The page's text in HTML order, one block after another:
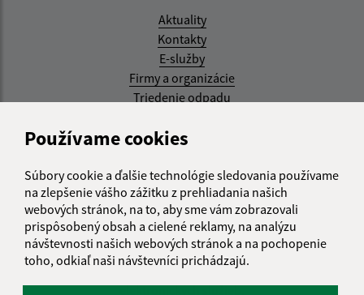
Používame cookies
Súbory cookie a ďalšie technológie sledovania používame
na zlepšenie vášho zážitku z prehliadania našich
webových stránok, na to, aby sme vám zobrazovali
prispôsobený obsah a cielené reklamy, na analýzu
návštevnosti našich webových stránok a na pochopenie
toho, odkiaľ naši návštevníci prichádzajú.
Aktuality
Kontakty
E-služby
Firmy a organizácie
Triedenie odpadu
Aktualizované:
RSS
Správca obsahu:
Správca obsahu je Obec Kysak.
Vytvorené v súlade s
Jednotným dizajn manuálom
elektronických služieb.